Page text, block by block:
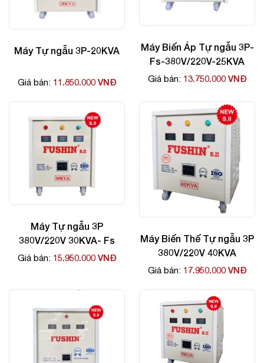
Máy Tự ngẫu 3P-20KVA
Giá bán: 11.850.000 VNĐ
Máy Biến Áp Tự ngẫu 3P-
Fs-380V/220V-25KVA
Giá bán: 13.750.000 VNĐ
Máy Tự ngẫu 3P
380V/220V 30KVA- Fs
Giá bán: 15.950.000 VNĐ
Máy Biến Thế Tự ngẫu 3P
380V/220V 40KVA
Giá bán: 17.950.000 VNĐ